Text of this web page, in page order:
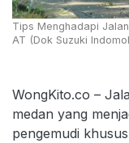
Tips Menghadapi
AT (Dok Suzuki
WongKito.co –
medan yang
pengemudi